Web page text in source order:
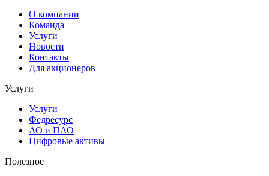
О компании
Команда
Услуги
Новости
Контакты
Для акционеров
Услуги
Услуги
Федресурс
АО и ПАО
Цифровые активы
Полезное